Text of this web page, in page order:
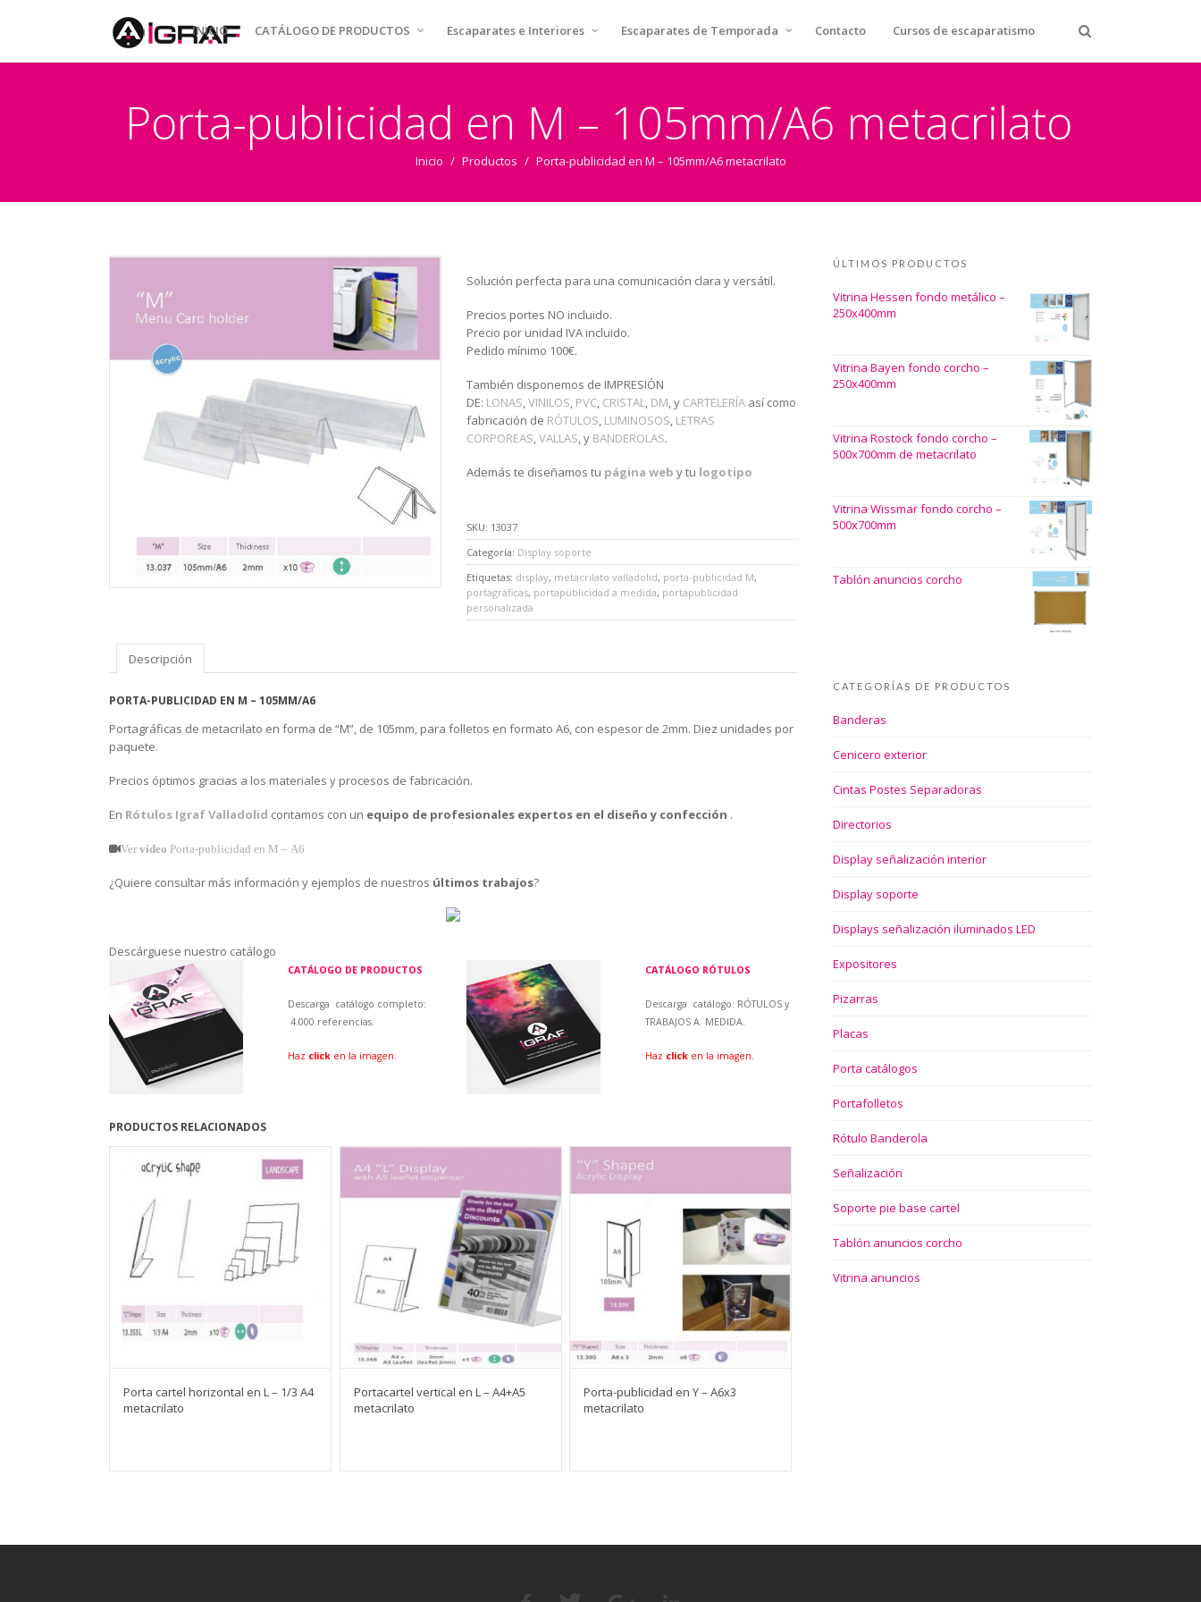
INICIO CATÁLOGO DE PRODUCTOS Escaparates e Interiores Escaparates de Temporada Contacto Cursos de escaparatismo
Porta-publicidad en M – 105mm/A6 metacrilato
Inicio / Productos / Porta-publicidad en M – 105mm/A6 metacrilato
Solución perfecta para una comunicación clara y versátil.
Precios portes NO incluido.
Precio por unidad IVA incluido.
Pedido mínimo 100€.
También disponemos de IMPRESIÓN
DE: LONAS,VINILOS, PVC, CRISTAL, DM, y CARTELERÍA así como
fabricación de RÓTULOS, LUMINOSOS, LETRAS
CORPOREAS,VALLAS, y BANDEROLAS.
Además te diseñamos tu página web y tu logotipo
SKU: 13037
Categoría: Display soporte
Etiquetas: display, metacrilato valladolid, porta-publicidad M,
portagráficas, portapublicidad a medida, portapublicidad
personalizada
Descripción
PORTA-PUBLICIDAD EN M – 105MM/A6
Portagráficas de metacrilato en forma de “M”, de 105mm, para folletos en formato A6, con espesor de 2mm. Diez unidades por
paquete.
Precios óptimos gracias a los materiales y procesos de fabricación.
En Rótulos Igraf Valladolid contamos con un equipo de profesionales expertos en el diseño y confección .
Ver vídeo Porta-publicidad en M – A6
¿Quiere consultar más información y ejemplos de nuestros últimos trabajos?
Descárguese nuestro catálogo
CATÁLOGO DE PRODUCTOS
Descarga catálogo completo:
4.000 referencias.
Haz click en la imagen.
CATÁLOGO RÓTULOS
Descarga catálogo: RÓTULOS y
TRABAJOS A MEDIDA.
Haz click en la imagen.
PRODUCTOS RELACIONADOS
Porta cartel horizontal en L – 1/3 A4
metacrilato
Portacartel vertical en L – A4+A5
metacrilato
Porta-publicidad en Y – A6x3
metacrilato
ÚLTIMOS PRODUCTOS
Vitrina Hessen fondo metálico –
250x400mm
Vitrina Bayen fondo corcho –
250x400mm
Vitrina Rostock fondo corcho –
500x700mm de metacrilato
Vitrina Wissmar fondo corcho –
500x700mm
Tablón anuncios corcho
CATEGORÍAS DE PRODUCTOS
Banderas
Cenicero exterior
Cintas Postes Separadoras
Directorios
Display señalización interior
Display soporte
Displays señalización iluminados LED
Expositores
Pizarras
Placas
Porta catálogos
Portafolletos
Rótulo Banderola
Señalización
Soporte pie base cartel
Tablón anuncios corcho
Vitrina anuncios